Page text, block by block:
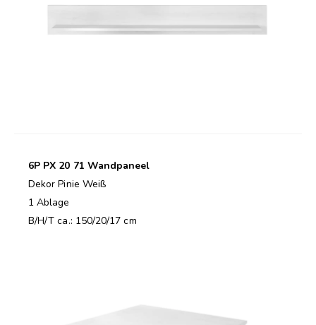
6P PX 20 71 Wandpaneel
Dekor Pinie Weiß
1 Ablage
B/H/T ca.: 150/20/17 cm